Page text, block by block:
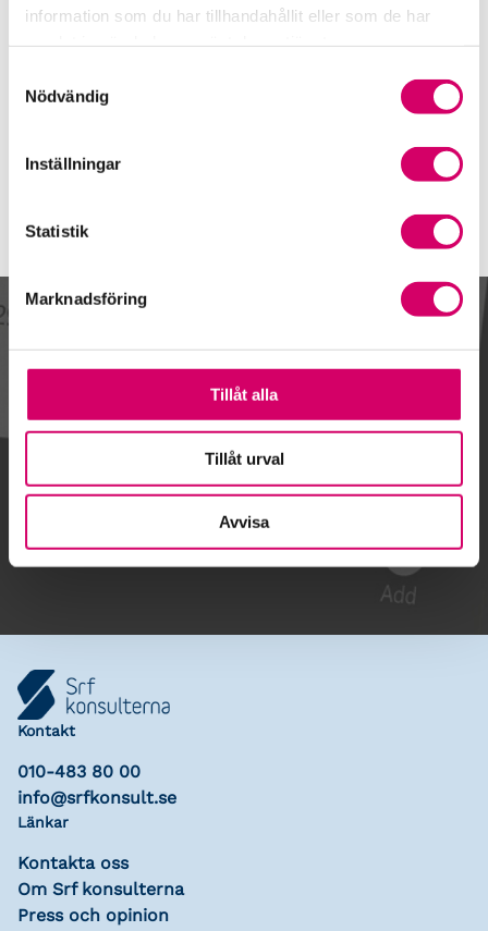
information som du har tillhandahållit eller som de har
Nödvändig
Inställningar
Statistik
Marknadsföring
Tillåt alla
Tillåt urval
Avvisa
Mobiltelefon
Skicka e-post
Lägg till i kalender
Kontakt
010-483 80 00
info@srfkonsult.se
Länkar
Kontakta oss
Om Srf konsulterna
Press och opinion